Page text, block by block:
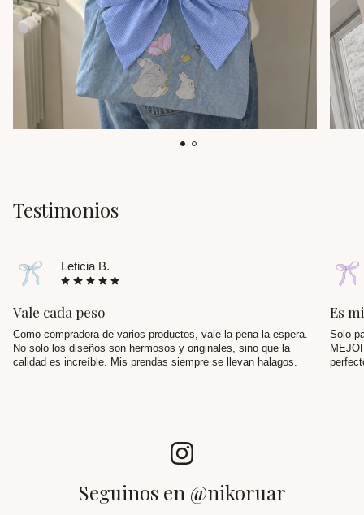
Testimonios
Leticia B.
Vale cada peso
Como compradora de varios productos, vale la pena la espera.
No solo los diseños son hermosos y originales, sino que la
calidad es increíble. Mis prendas siempre se llevan halagos.
Es
Solo
Seguinos en @nikoruar